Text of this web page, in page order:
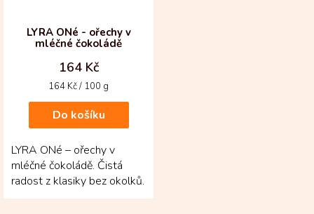
LYRA ONé - ořechy v
mléčné čokoládě
164 Kč
Měrná
164 Kč / 100 g
Do košíku
LYRA ONé – ořechy v
mléčné čokoládě. Čistá
radost z klasiky bez okolků.
Mléčná čokoláda spojuje